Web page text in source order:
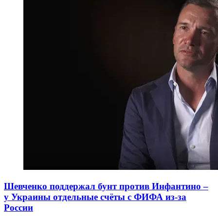
Шевченко поддержал бунт против Инфантино –
у Украины отдельные счёты с ФИФА из-за
России